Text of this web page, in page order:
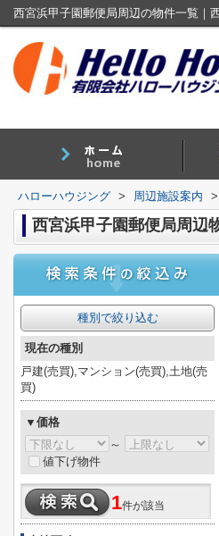
西宮浜甲子園郵便局周辺の物件一覧｜
ハローハウジング > 周辺施設案内 >
西宮浜甲子園郵便局周辺
種別で絞り込む
現在の種別
戸建(売買),マンション(売買),土地(売
買)
▼価格
～
値下げ物件
1件が該当